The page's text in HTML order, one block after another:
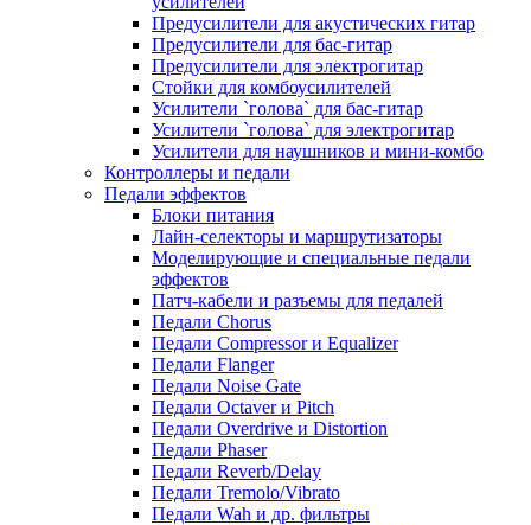
Предусилители для акустических гитар
Предусилители для бас-гитар
Предусилители для электрогитар
Стойки для комбоусилителей
Усилители `голова` для бас-гитар
Усилители `голова` для электрогитар
Усилители для наушников и мини-комбо
Контроллеры и педали
Педали эффектов
Блоки питания
Лайн-селекторы и маршрутизаторы
Моделирующие и специальные педали
эффектов
Патч-кабели и разъемы для педалей
Педали Chorus
Педали Compressor и Equalizer
Педали Flanger
Педали Noise Gate
Педали Octaver и Pitch
Педали Overdrive и Distortion
Педали Phaser
Педали Reverb/Delay
Педали Tremolo/Vibrato
Педали Wah и др. фильтры